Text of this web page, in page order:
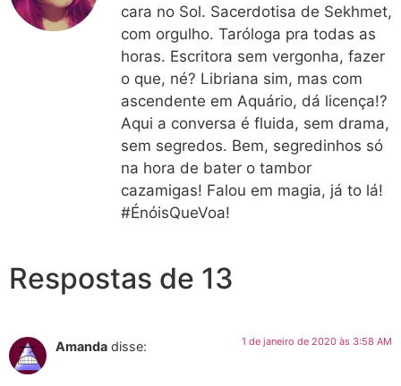
cara no Sol. Sacerdotisa de Sekhmet,
com orgulho. Taróloga pra todas as
horas. Escritora sem vergonha, fazer
o que, né? Libriana sim, mas com
ascendente em Aquário, dá licença!?
Aqui a conversa é fluida, sem drama,
sem segredos. Bem, segredinhos só
na hora de bater o tambor
cazamigas! Falou em magia, já to lá!
#ÉnóisQueVoa!
Respostas de 13
Amanda disse: 1 de janeiro de 2020 às 3:58 AM